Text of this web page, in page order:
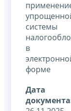
системы
в
форме
Дата